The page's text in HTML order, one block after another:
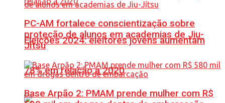
Eleições 2024: eleitores jovens aumentam
78% em relação a 2020
PC-AM fortalece conscientização sobre
proteção de alunos em academias de Jiu-
Jítsu
Base Arpão 2: PMAM prende mulher com R$